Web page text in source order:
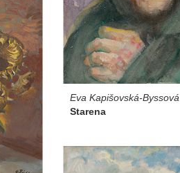
Eva Kapišovská-Byssová
Starena